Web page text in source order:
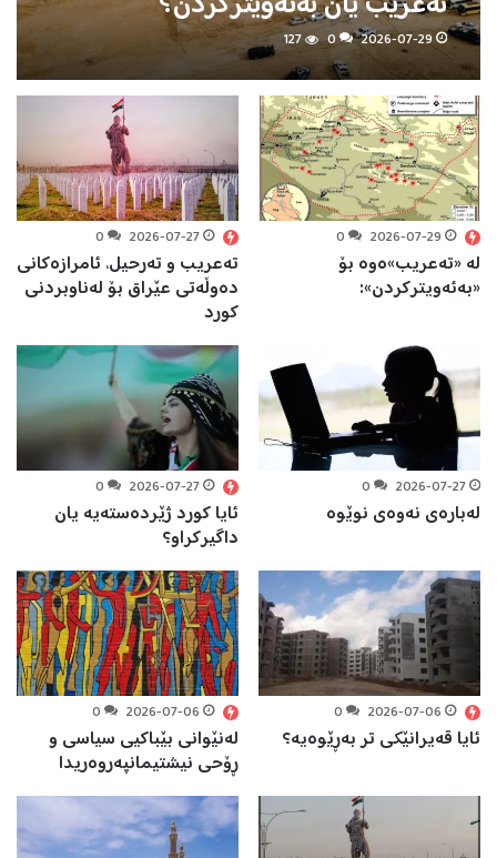
2026-07-29
0
127
2026-07-29
0
لە «تەعریب»ەوە بۆ
«بەئەویترکردن»:
2026-07-27
0
تەعریب و تەرحیل، ئامرازەکانی
دەوڵەتی عێراق بۆ لەناوبردنی
کورد
2026-07-27
0
لەبارەی نەوەی نوێوە
2026-07-27
0
ئایا کورد ژێردەستەیە یان
داگیرکراو؟
2026-07-06
0
ئایا قەيرانێکی تر بەڕێوەيە؟
2026-07-06
0
لەنێوانی بێباكیی سیاسی و
ڕۆحی نیشتیمانپەروەریدا